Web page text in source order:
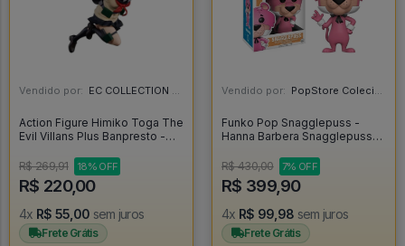
Vendido por: EC COLLECTION - SP
Action Figure Himiko Toga The
Evil Villans Plus Banpresto -
Academia
R$ 269,91 18% OFF
R$ 220,00
4x R$ 55,00 sem juros
Frete Grátis
Vendido por: PopStore Colecionáveis - MG
Funko Pop Snagglepuss -
Hanna Barbera Snagglepuss
R$ 430,00
7% OFF
R$ 399,90
4x R$ 99,98 sem juros
Frete Grátis